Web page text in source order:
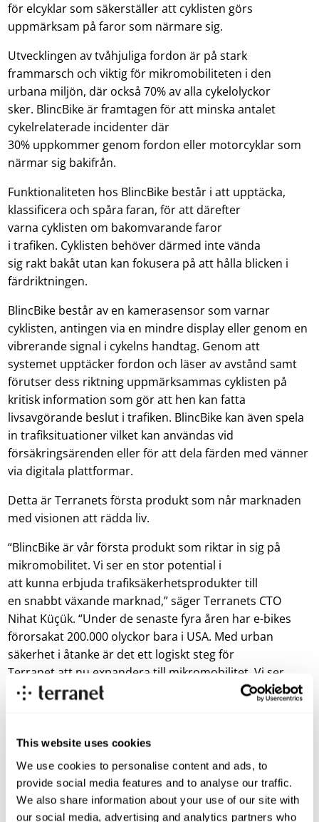
This website uses cookies
We use cookies to personalise content and ads, to
provide social media features and to analyse our traffic.
We also share information about your use of our site with
our social media, advertising and analytics partners who
för elcyklar som säkerställer att cyklisten görs
uppmärksam på faror som närmare sig.
Utvecklingen av tvåhjuliga fordon är på stark
frammarsch och viktig för mikromobiliteten i den
urbana miljön, där också 70% av alla cykelolyckor
sker. BlincBike är framtagen för att minska antalet
cykelrelaterade incidenter där
30% uppkommer genom fordon eller motorcyklar som
närmar sig bakifrån.
Funktionaliteten hos BlincBike består i att upptäcka,
klassificera och spåra faran, för att därefter
varna cyklisten om bakomvarande faror
i trafiken. Cyklisten behöver därmed inte vända
sig rakt bakåt utan kan fokusera på att hålla blicken i
färdriktningen.
BlincBike består av en kamerasensor som varnar
cyklisten, antingen via en mindre display eller genom en
vibrerande signal i cykelns handtag. Genom att
systemet upptäcker fordon och läser av avstånd samt
förutser dess riktning uppmärksammas cyklisten på
kritisk information som gör att hen kan fatta
livsavgörande beslut i trafiken. BlincBike kan även spela
in trafiksituationer vilket kan användas vid
försäkringsärenden eller för att dela färden med vänner
via digitala plattformar.
Detta är Terranets första produkt som når marknaden
med visionen att rädda liv.
“BlincBike är vår första produkt som riktar in sig på
mikromobilitet. Vi ser en stor potential i
att kunna erbjuda trafiksäkerhetsprodukter till
en snabbt växande marknad,” säger Terranets CTO
Nihat Küçük. “Under de senaste fyra åren har e-bikes
förorsakat 200.000 olyckor bara i USA. Med urban
säkerhet i åtanke är det ett logiskt steg för
Terranet att nu expandera till mikromobilitet. Vi ser
fram emot att fortsätta utveckla innovativa produkter,
Från och med nu kommer även BlincVision bli den nya
utveckling av VoxelFlow™plattformen. BlincVision
utvecklas enligt tidigare plan för VoxelFlow och går nu in
i en kommersialiseringsfas. VoxelFlow™ kommer